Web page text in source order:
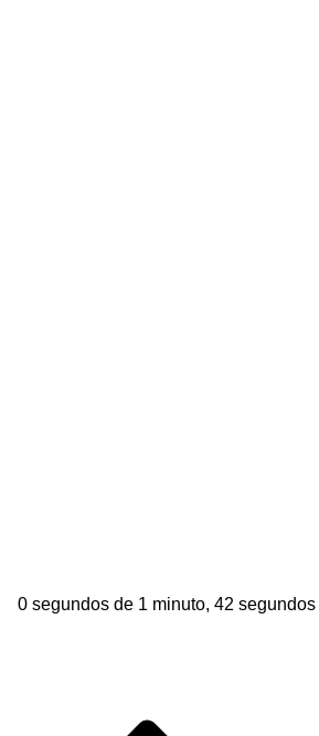
0 segundos de 1 minuto, 42 segundos